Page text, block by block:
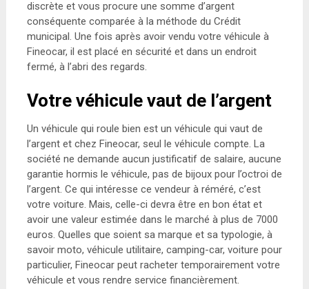
discrète et vous procure une somme d’argent
conséquente comparée à la méthode du Crédit
municipal. Une fois après avoir vendu votre véhicule à
Fineocar, il est placé en sécurité et dans un endroit
fermé, à l’abri des regards.
Votre véhicule vaut de l’argent
Un véhicule qui roule bien est un véhicule qui vaut de
l’argent et chez Fineocar, seul le véhicule compte. La
société ne demande aucun justificatif de salaire, aucune
garantie hormis le véhicule, pas de bijoux pour l’octroi de
l’argent. Ce qui intéresse ce vendeur à réméré, c’est
votre voiture. Mais, celle-ci devra être en bon état et
avoir une valeur estimée dans le marché à plus de 7000
euros. Quelles que soient sa marque et sa typologie, à
savoir moto, véhicule utilitaire, camping-car, voiture pour
particulier, Fineocar peut racheter temporairement votre
véhicule et vous rendre service financièrement.